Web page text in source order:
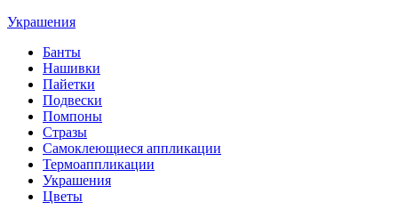
Украшения
Банты
Нашивки
Пайетки
Подвески
Помпоны
Стразы
Самоклеющиеся аппликации
Термоаппликации
Украшения
Цветы